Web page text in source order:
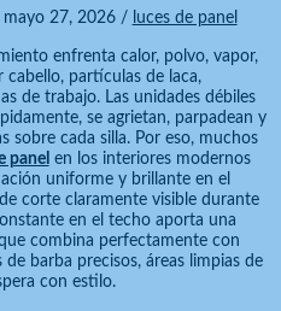
mayo 27, 2026 / luces de panel
enfrenta calor, polvo, vapor,
cabello, partículas de laca,
de trabajo. Las unidades débiles
se agrietan, parpadean y
sobre cada silla. Por eso, muchos
panel en los interiores modernos
uniforme y brillante en el
corte claramente visible durante
en el techo aporta una
combina perfectamente con
barba precisos, áreas limpias de
con estilo.